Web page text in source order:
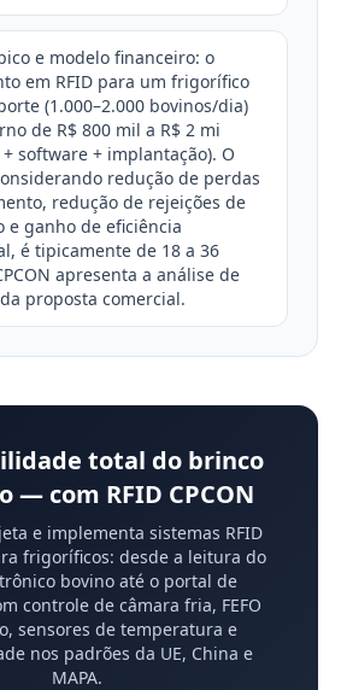
e modelo financeiro: o
em RFID para um frigorífico
(1.000–2.000 bovinos/dia)
de R$ 800 mil a R$ 2 mi
software + implantação). O
redução de perdas
redução de rejeições de
e ganho de eficiência
é tipicamente de 18 a 36
apresenta a análise de
proposta comercial.
total do brinco
— com RFID CPCON
e implementa sistemas RFID
frigoríficos: desde a leitura do
bovino até o portal de
controle de câmara fria, FEFO
sensores de temperatura e
nos padrões da UE, China e
MAPA.